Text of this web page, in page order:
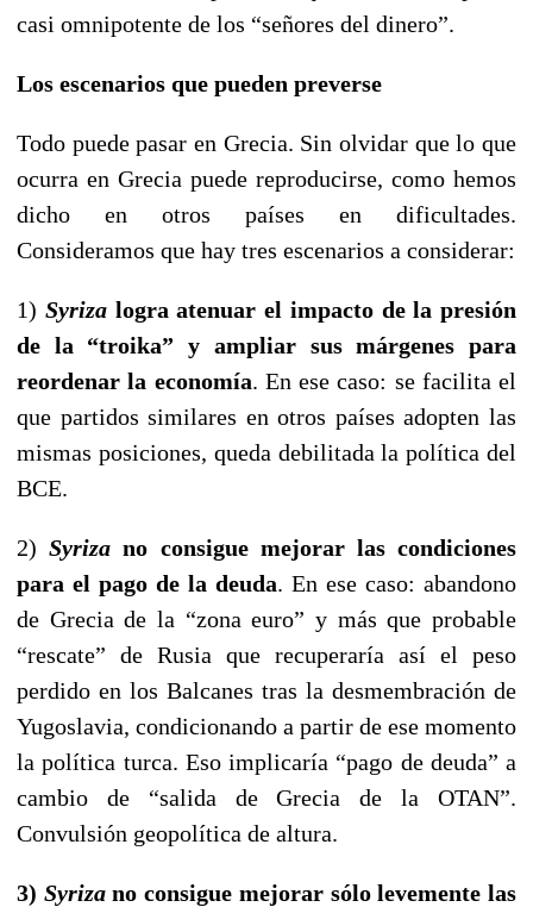
casi omnipotente de los “señores del dinero”.
Los escenarios que pueden preverse
Todo puede pasar en Grecia. Sin olvidar que lo que
ocurra en Grecia puede reproducirse, como hemos
dicho en otros países en dificultades.
Consideramos que hay tres escenarios a considerar:
1) Syrizalogra atenuar el impacto de la presión
de la “troika” y ampliar sus márgenes para
reordenar la economía. En ese caso: se facilita el
que partidos similares en otros países adopten las
mismas posiciones, queda debilitada la política del
BCE.
2) Syrizano consigue mejorar las condiciones
para el pago de la deuda. En ese caso: abandono
de Grecia de la “zona euro” y más que probable
“rescate” de Rusia que recuperaría así el peso
perdido en los Balcanes tras la desmembración de
Yugoslavia, condicionando a partir de ese momento
la política turca. Eso implicaría “pago de deuda” a
cambio de “salida de Grecia de la OTAN”.
Convulsión geopolítica de altura.
3) Syrizano consigue mejorar sólo levemente las